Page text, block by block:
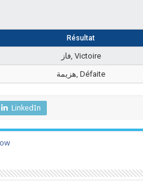
Résultat
فاز, Victoire
هزيمة, Défaite
LinkedIn